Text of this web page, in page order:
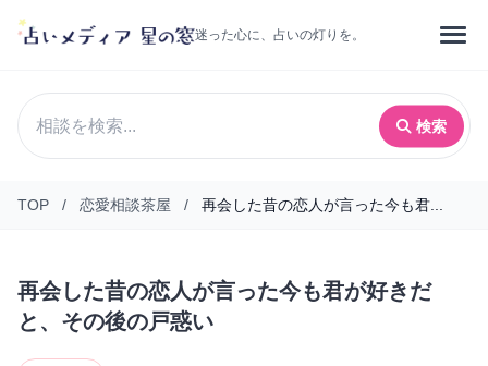
迷った心に、占いの灯りを。
検索
TOP / 恋愛相談茶屋 / 再会した昔の恋人が言った今も君...
再会した昔の恋人が言った今も君が好きだ
と、その後の戸惑い